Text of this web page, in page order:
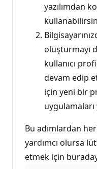
yazılımdan
oluşturmayı
kullanıcı
devam edip
için yeni bir
Bu adımlardan
yardımcı olursa
etmek için